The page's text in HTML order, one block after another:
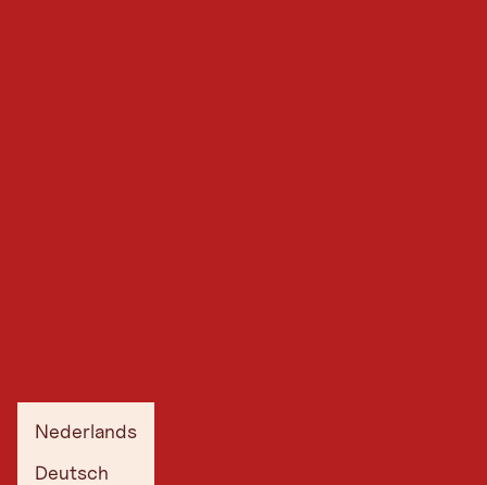
Nederlands
Deutsch